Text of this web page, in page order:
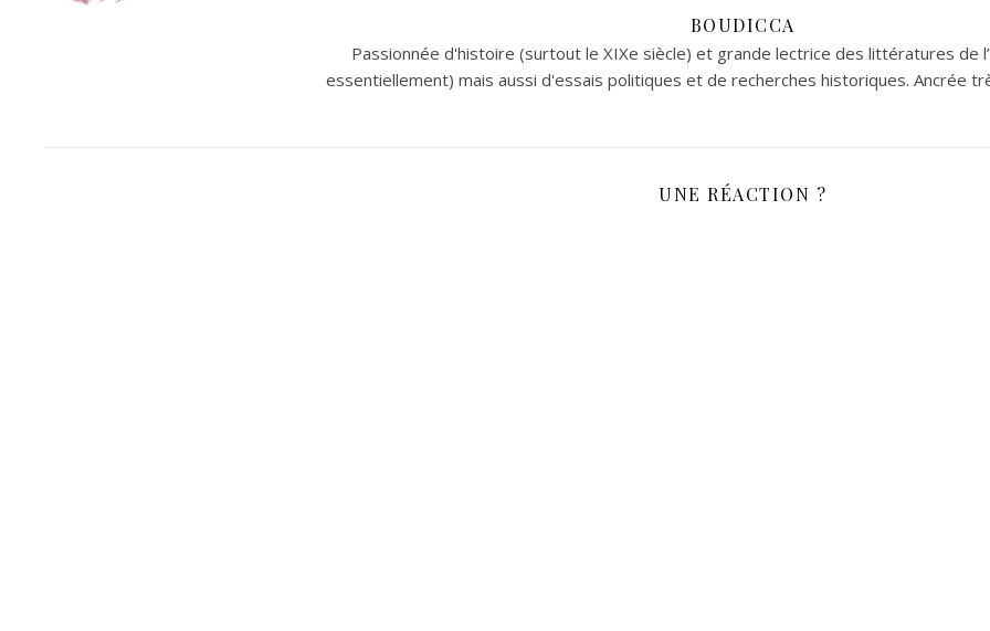
BOUDICCA
Passionnée d'histoire (surtout le XIXe siècle) et grande lectrice des littératures de
essentiellement) mais aussi d'essais politiques et de recherches historiques. Ancrée
UNE RÉACTION ?